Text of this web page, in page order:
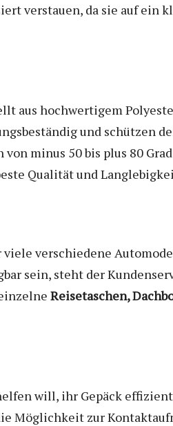
verstauen, da sie auf ein
aus hochwertigem
und schützen
minus 50 bis plus 80
Qualität und
viele verschiedene
sein, steht der
Reisetaschen,
will, ihr Gepäck
Möglichkeit zur